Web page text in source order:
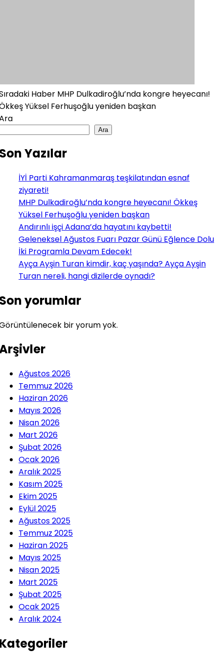
Haber MHP Dulkadiroğlu’nda kongre heyecanı!
Yüksel Ferhuşoğlu yeniden başkan
Ara
Yazılar
İYİ Parti Kahramanmaraş teşkilatından esnaf
ziyareti!
MHP Dulkadiroğlu’nda kongre heyecanı! Ökkeş
Yüksel Ferhuşoğlu yeniden başkan
Andırınlı işçi Adana’da hayatını kaybetti!
Geleneksel Ağustos Fuarı Pazar Günü Eğlence Dolu
İki Programla Devam Edecek!
Ayça Ayşin Turan kimdir, kaç yaşında? Ayça Ayşin
Turan nereli, hangi dizilerde oynadı?
yorumlar
bir yorum yok.
Ağustos 2026
Temmuz 2026
Haziran 2026
Mayıs 2026
Nisan 2026
Mart 2026
Şubat 2026
Ocak 2026
Aralık 2025
Kasım 2025
Ekim 2025
Eylül 2025
Ağustos 2025
Temmuz 2025
Haziran 2025
Mayıs 2025
Nisan 2025
Mart 2025
Şubat 2025
Ocak 2025
Aralık 2024